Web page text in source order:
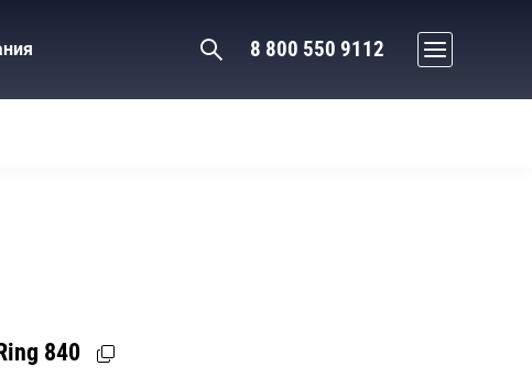
8 800 550 9112
840